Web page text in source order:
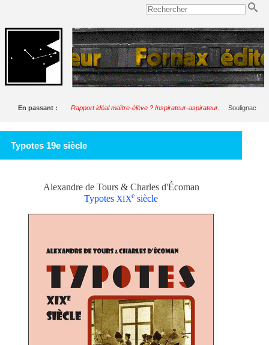
En passant : Rapport idéal maître-élève ? Inspirateur-aspirateur. Soulignac
Typotes 19e siècle
Alexandre de Tours & Charles d'Écoman
TypotesXIXe siècle